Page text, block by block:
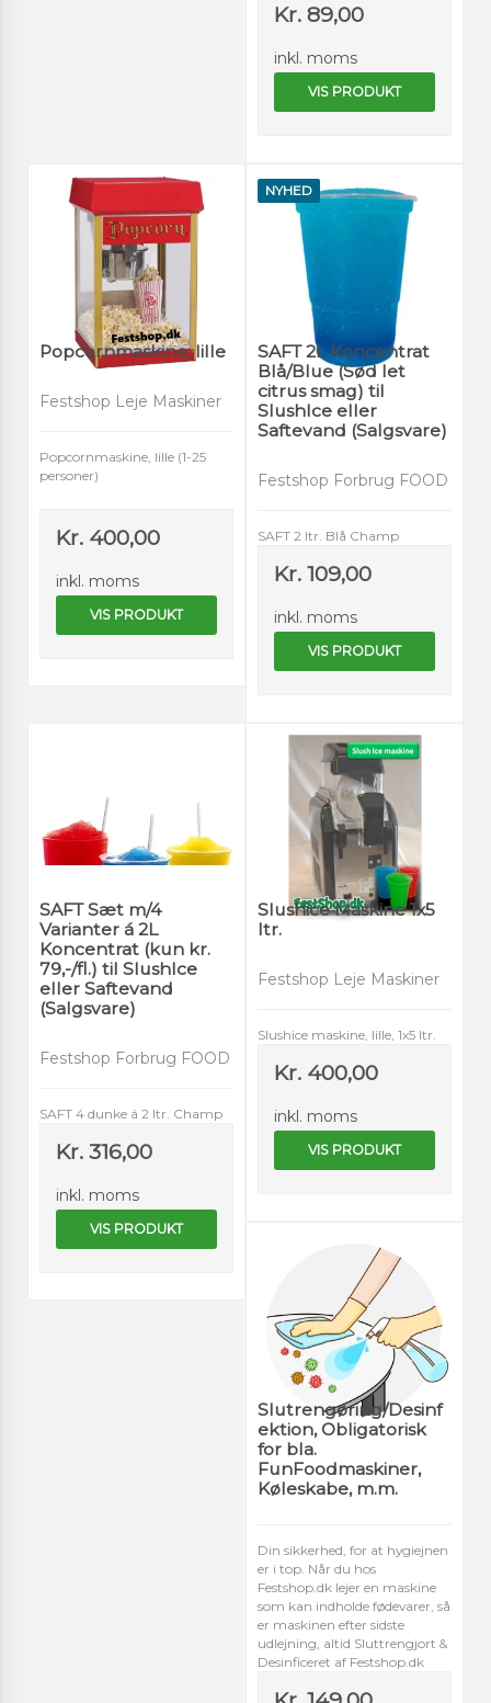
Kr. 89,00
inkl. moms
VIS PRODUKT
Popcornmaskine, lille
Festshop Leje Maskiner
Popcornmaskine, lille (1-25
personer)
Kr. 400,00
inkl. moms
VIS PRODUKT
NYHED
SAFT 2L Koncentrat
Blå/Blue (Sød let
citrus smag) til
SlushIce eller
Saftevand (Salgsvare)
Festshop Forbrug FOOD
SAFT 2 ltr. Blå Champ
Kr. 109,00
inkl. moms
VIS PRODUKT
SAFT Sæt m/4
Varianter á 2L
Koncentrat (kun kr.
79,-/fl.) til SlushIce
eller Saftevand
(Salgsvare)
Festshop Forbrug FOOD
SAFT 4 dunke á 2 ltr. Champ
Kr. 316,00
inkl. moms
VIS PRODUKT
Slushice Maskine 1x5
ltr.
Festshop Leje Maskiner
Slushice maskine, lille, 1x5 ltr.
Kr. 400,00
inkl. moms
VIS PRODUKT
Slutrengøring/Desinf
ektion, Obligatorisk
for bla.
FunFoodmaskiner,
Køleskabe, m.m.
Din sikkerhed, for at hygiejnen
er i top. Når du hos
Festshop.dk lejer en maskine
som kan indholde fødevarer, så
er maskinen efter sidste
udlejning, altid Sluttrengjort &
Desinficeret af Festshop.dk